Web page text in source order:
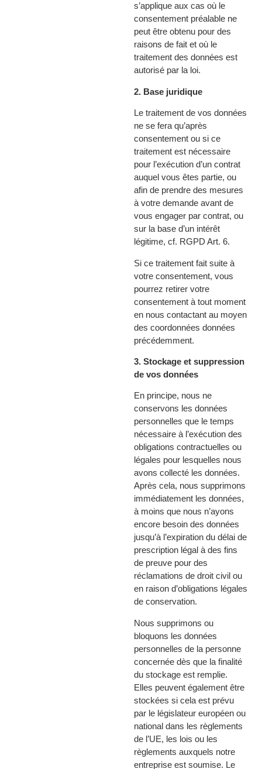
s’applique aux cas où le
consentement préalable ne
peut être obtenu pour des
raisons de fait et où le
traitement des données est
autorisé par la loi.
2. Base juridique
Le traitement de vos données
ne se fera qu’après
consentement ou si ce
traitement est nécessaire
pour l’exécution d’un contrat
auquel vous êtes partie, ou
afin de prendre des mesures
à votre demande avant de
vous engager par contrat, ou
sur la base d’un intérêt
légitime, cf. RGPD Art. 6.
Si ce traitement fait suite à
votre consentement, vous
pourrez retirer votre
consentement à tout moment
en nous contactant au moyen
des coordonnées données
précédemment.
3. Stockage et suppression
de vos données
En principe, nous ne
conservons les données
personnelles que le temps
nécessaire à l’exécution des
obligations contractuelles ou
légales pour lesquelles nous
avons collecté les données.
Après cela, nous supprimons
immédiatement les données,
à moins que nous n’ayons
encore besoin des données
jusqu’à l’expiration du délai de
prescription légal à des fins
de preuve pour des
réclamations de droit civil ou
en raison d’obligations légales
de conservation.
Nous supprimons ou
bloquons les données
personnelles de la personne
concernée dès que la finalité
du stockage est remplie.
Elles peuvent également être
stockées si cela est prévu
par le législateur européen ou
national dans les règlements
de l’UE, les lois ou les
règlements auxquels notre
entreprise est soumise. Le